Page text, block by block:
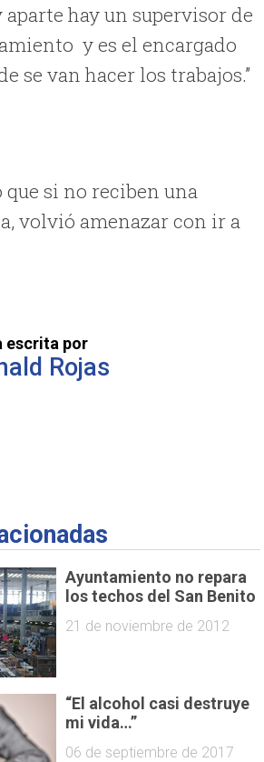
hay un supervisor de
y es el encargado
se van hacer los trabajos.”
si no reciben una
volvió amenazar con ir a
escrita por
Rojas
Ayuntamiento no repara
los techos del San Benito
21 de noviembre de 2012
“El alcohol casi destruye
mi vida…”
06 de septiembre de 2017